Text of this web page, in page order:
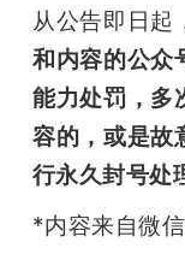
爱
搞
机
从公告即日起
和内容的公众
能力处罚，多
容的，或是故
行永久封号处
*内容来自微